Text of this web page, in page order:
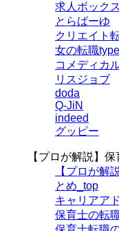
求人ボックス
とらばーゆ
クリエイト
女の転職type
コメディカ
リスジョブ
doda
Q-JiN
indeed
グッピー
【プロが解説】
【プロが解
とめ_top
キャリアア
保育士の転